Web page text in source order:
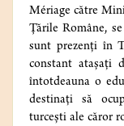
Mériage către
Țările Române,
sunt prezenți în
constant atașați
întotdeauna o
destinați să
turcești ale căror